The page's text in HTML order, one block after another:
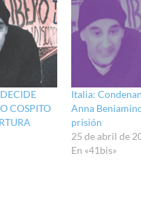
COSPITO
Italia:
Anna
prisión
25 de abril de
En «41bis»